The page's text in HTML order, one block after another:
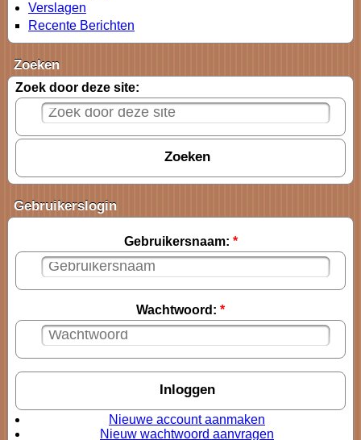
Verslagen
Recente Berichten
Zoeken
Zoek door deze site:
Gebruikerslogin
Gebruikersnaam: *
Wachtwoord: *
Nieuwe account aanmaken
Nieuw wachtwoord aanvragen